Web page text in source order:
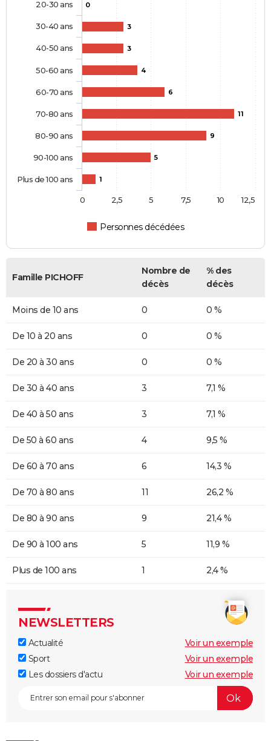
0
3
3
4
6
11
9
5
1
Personnes décédées
20-30 ans
30-40 ans
40-50 ans
50-60 ans
60-70 ans
70-80 ans
80-90 ans
90-100 ans
Plus de 100 ans
0 10
2,5 5 7,5 12,5
Famille PICHOFF
Nombre de
décès
% des
décès
Moins de 10 ans 0 0 %
De 10 à 20 ans 0 0 %
De 20 à 30 ans 0 0 %
De 30 à 40 ans 3 7,1 %
De 40 à 50 ans 3 7,1 %
De 50 à 60 ans 4 9,5 %
De 60 à 70 ans 6 14,3 %
De 70 à 80 ans 11 26,2 %
De 80 à 90 ans 9 21,4 %
De 90 à 100 ans 5 11,9 %
Plus de 100 ans 1 2,4 %
NEWSLETTERS
Actualité
Voir un exemple
Sport
Voir un exemple
Les dossiers d'actu
Voir un exemple